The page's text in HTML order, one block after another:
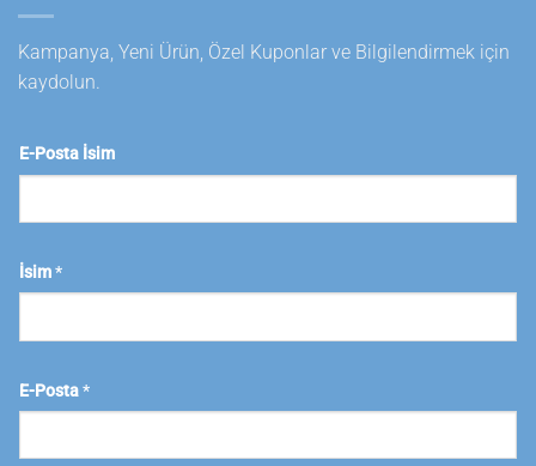
Kampanya, Yeni Ürün, Özel Kuponlar ve Bilgilendirmek için
kaydolun.
E-Posta İsim
İsim*
E-Posta*